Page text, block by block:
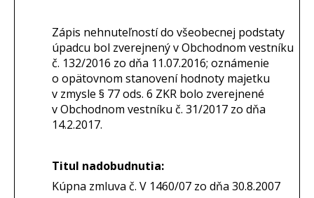
Zápis nehnuteľností do všeobecnej podstaty
úpadcu bol zverejnený v Obchodnom vestníku
č. 132/2016 zo dňa 11.07.2016; oznámenie
o opätovnom stanovení hodnoty majetku
v zmysle § 77 ods. 6 ZKR bolo zverejnené
v Obchodnom vestníku č. 31/2017 zo dňa
14.2.2017.
Titul nadobudnutia:
Kúpna zmluva č. V 1460/07 zo dňa 30.8.2007